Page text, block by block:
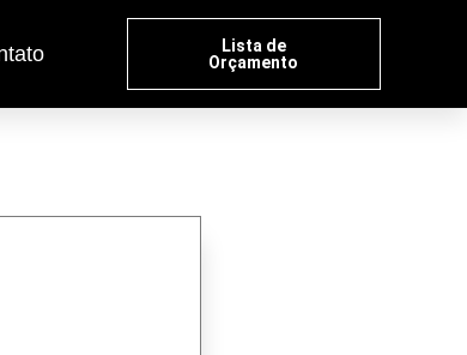
Lista de
Orçamento